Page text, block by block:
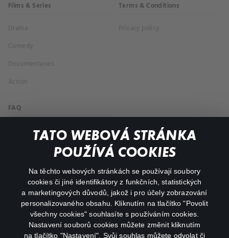
TATO WEBOVÁ STRÁNKA
POUŽÍVÁ COOKIES
Na těchto webových stránkách se používají soubory
cookies či jiné identifikátory z funkčních, statistických
a marketingových důvodů, jakož i pro účely zobrazování
personalizovaného obsahu. Kliknutím na tlačítko "Povolit
všechny cookies" souhlasíte s používáním cookies.
Nastavení souborů cookies můžete změnit kliknutím
na tlačítko "Nastavení". Svůj souhlas můžete odvolat či
Films & Series
Drama
Comedy
Documentaries
Action
Terms & Conditions
Privacy policy
FAQ
My profile
facebookinstagram
youtube